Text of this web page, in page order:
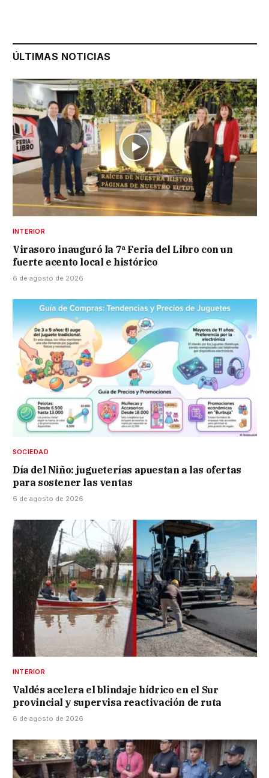
ÚLTIMAS NOTICIAS
INTERIOR
Virasoro inauguró la 7ª Feria del Libro con un
fuerte acento local e histórico
6 de agosto de 2026
SOCIEDAD
Día del Niño: jugueterías apuestan a las ofertas
para sostener las ventas
6 de agosto de 2026
INTERIOR
Valdés acelera el blindaje hídrico en el Sur
provincial y supervisa reactivación de ruta
6 de agosto de 2026